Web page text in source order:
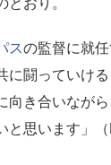
スの監督に就
に闘っていけ
向き合いなが
思います」